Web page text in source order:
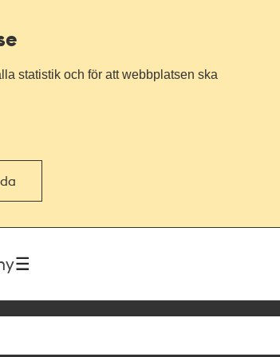
statistik och för att webbplatsen ska